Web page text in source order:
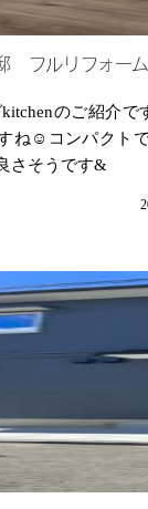
フルリフォーム
kitchenのご紹介
ね☺️コンパクト
さそうです&